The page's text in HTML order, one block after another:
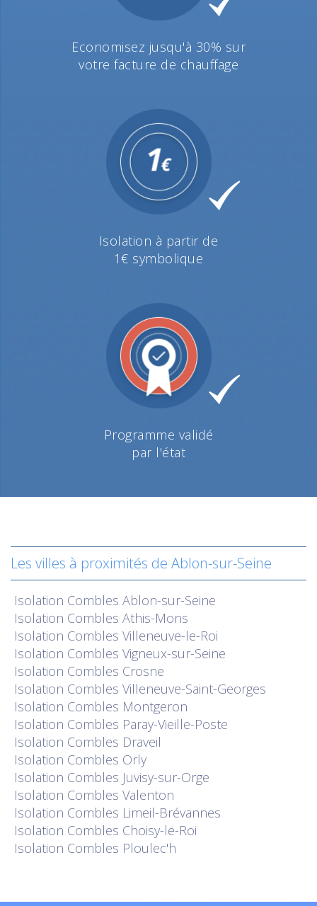
Economisez jusqu'à 30% sur
votre facture de chauffage
Isolation à partir de
1€ symbolique
Programme validé
par l'état
Les villes à proximités de Ablon-sur-Seine
Isolation Combles Ablon-sur-Seine
Isolation Combles Athis-Mons
Isolation Combles Villeneuve-le-Roi
Isolation Combles Vigneux-sur-Seine
Isolation Combles Crosne
Isolation Combles Villeneuve-Saint-Georges
Isolation Combles Montgeron
Isolation Combles Paray-Vieille-Poste
Isolation Combles Draveil
Isolation Combles Orly
Isolation Combles Juvisy-sur-Orge
Isolation Combles Valenton
Isolation Combles Limeil-Brévannes
Isolation Combles Choisy-le-Roi
Isolation Combles Ploulec'h